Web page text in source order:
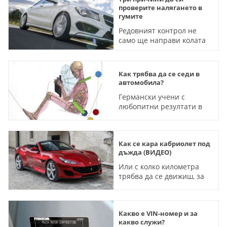
проверите налягането в
гумите
Редовният контрол не
само ще направи колата
Как трябва да се седи в
автомобила?
Германски учени с
любопитни резултати в
Как се кара кабриолет под
дъжда (ВИДЕО)
Или с колко километра
трябва да се движиш, за
Какво е VIN-номер и за
какво служи?